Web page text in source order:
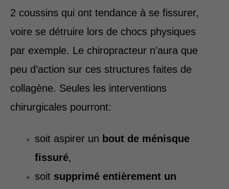
2 coussins qui ont tendance à se fissurer,
voire se détruire lors de chocs physiques
par exemple. Le chiropracteur n’aura que
peu d’action sur ces structures faites de
collagène. Seules les interventions
chirurgicales pourront:
soit aspirer un bout de ménisque
fissuré,
soit supprimé entièrement un